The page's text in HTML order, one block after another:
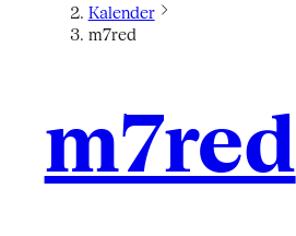
Kalender
m7red
m7red